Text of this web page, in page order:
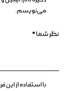
می‌نویسم.
با استفاده از